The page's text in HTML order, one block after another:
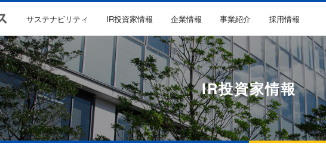
サステナビリティ IR投資家情報 企業情報 事業紹介 採用情報
IR投資家情報